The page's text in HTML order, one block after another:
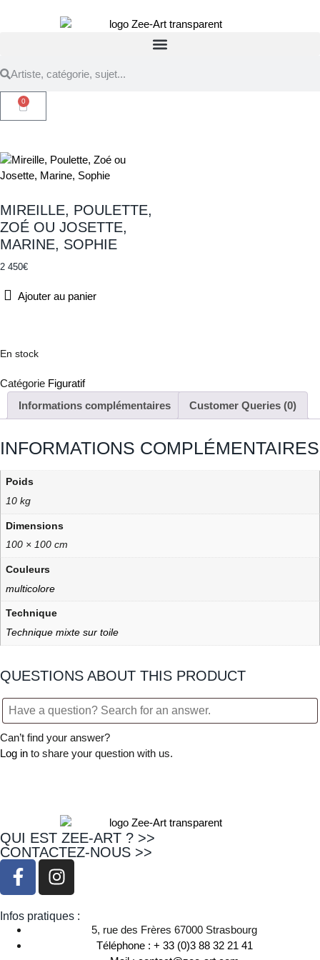
0
MIREILLE, POULETTE,
ZOÉ OU JOSETTE,
MARINE, SOPHIE
2 450€
Ajouter au panier
En stock
Catégorie Figuratif
Informations complémentaires
Customer Queries (0)
INFORMATIONS COMPLÉMENTAIRES
Poids
10 kg
Dimensions
100 × 100 cm
Couleurs
multicolore
Technique
Technique mixte sur toile
QUESTIONS ABOUT THIS PRODUCT
Can’t find your answer?
Log in to share your question with us.
QUI EST ZEE-ART ? >>
CONTACTEZ-NOUS >>
Infos pratiques :
5, rue des Frères 67000 Strasbourg
Téléphone : + 33 (0)3 88 32 21 41